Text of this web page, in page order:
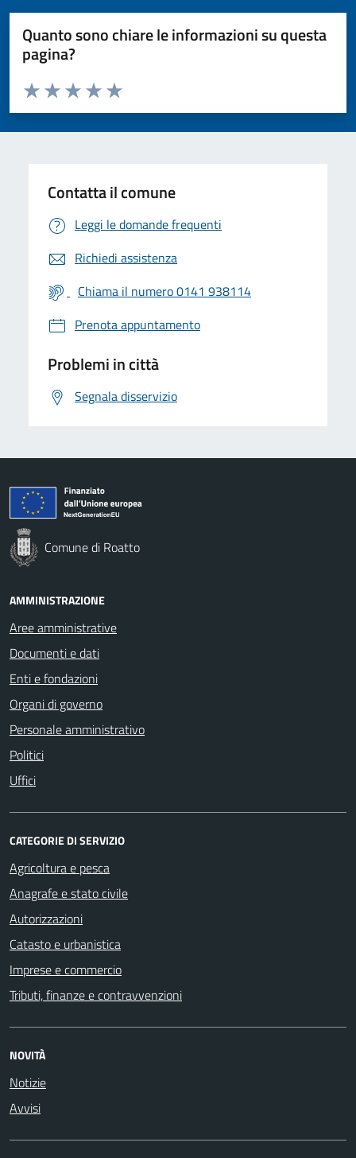
Quanto sono chiare le informazioni su questa
pagina?
Valuta da 1 a 5 stelle la pagina
Valuta 5 stelle su 5
Valuta 4 stelle su 5
Valuta 3 stelle su 5
Valuta 2 stelle su 5
Valuta 1 stelle su 5
Contatta il comune
Leggi le domande frequenti
Richiedi assistenza
Chiama il numero 0141 938114
Prenota appuntamento
Problemi in città
Segnala disservizio
Comune di Roatto
AMMINISTRAZIONE
Aree amministrative
Documenti e dati
Enti e fondazioni
Organi di governo
Personale amministrativo
Politici
Uffici
CATEGORIE DI SERVIZIO
Agricoltura e pesca
Anagrafe e stato civile
Autorizzazioni
Catasto e urbanistica
Imprese e commercio
Tributi, finanze e contravvenzioni
NOVITÀ
Notizie
Avvisi